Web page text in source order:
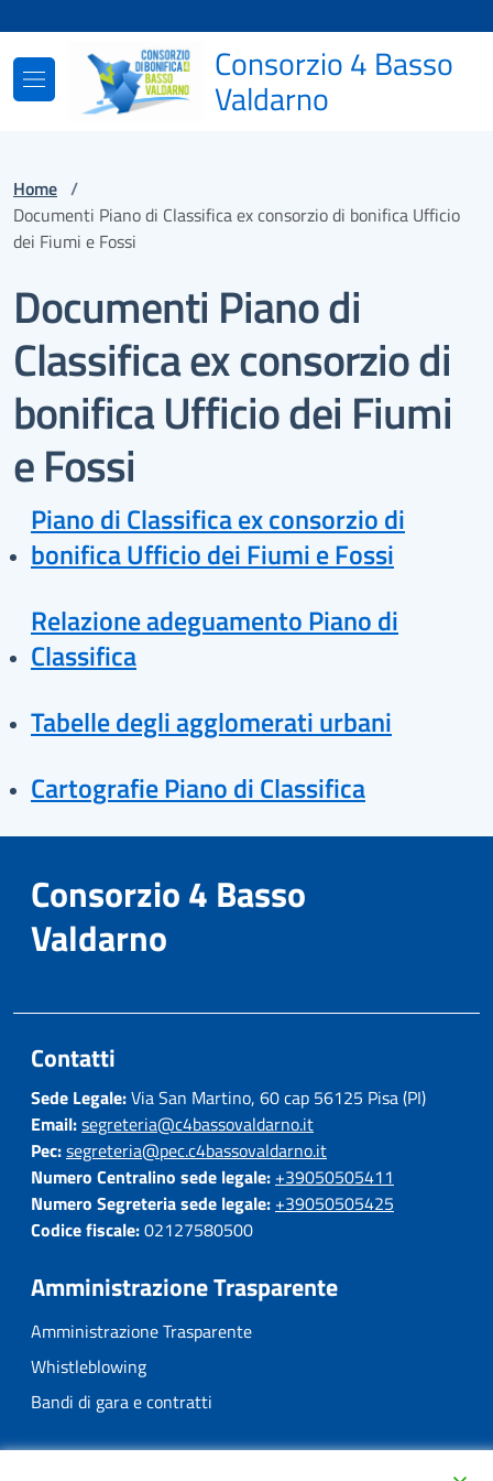
Consorzio 4 Basso
Valdarno
Home /
Documenti Piano di Classifica ex consorzio di bonifica Ufficio
dei Fiumi e Fossi
Documenti Piano di
Classifica ex consorzio di
bonifica Ufficio dei Fiumi
e Fossi
Piano di Classifica ex consorzio di
bonifica Ufficio dei Fiumi e Fossi
Relazione adeguamento Piano di
Classifica
Tabelle degli agglomerati urbani
Cartografie Piano di Classifica
Consorzio 4 Basso
Valdarno
Contatti
Sede Legale:Via San Martino, 60 cap 56125 Pisa (PI)
Email:segreteria@c4bassovaldarno.it
Pec:segreteria@pec.c4bassovaldarno.it
Numero Centralino sede legale: +39050505411
Numero Segreteria sede legale: +39050505425
Codice fiscale:02127580500
Amministrazione Trasparente
Amministrazione Trasparente
Whistleblowing
Bandi di gara e contratti